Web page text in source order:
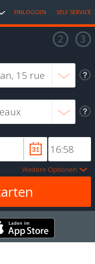
EINLOGGEN SELF SERVICE
Weitere Optionen